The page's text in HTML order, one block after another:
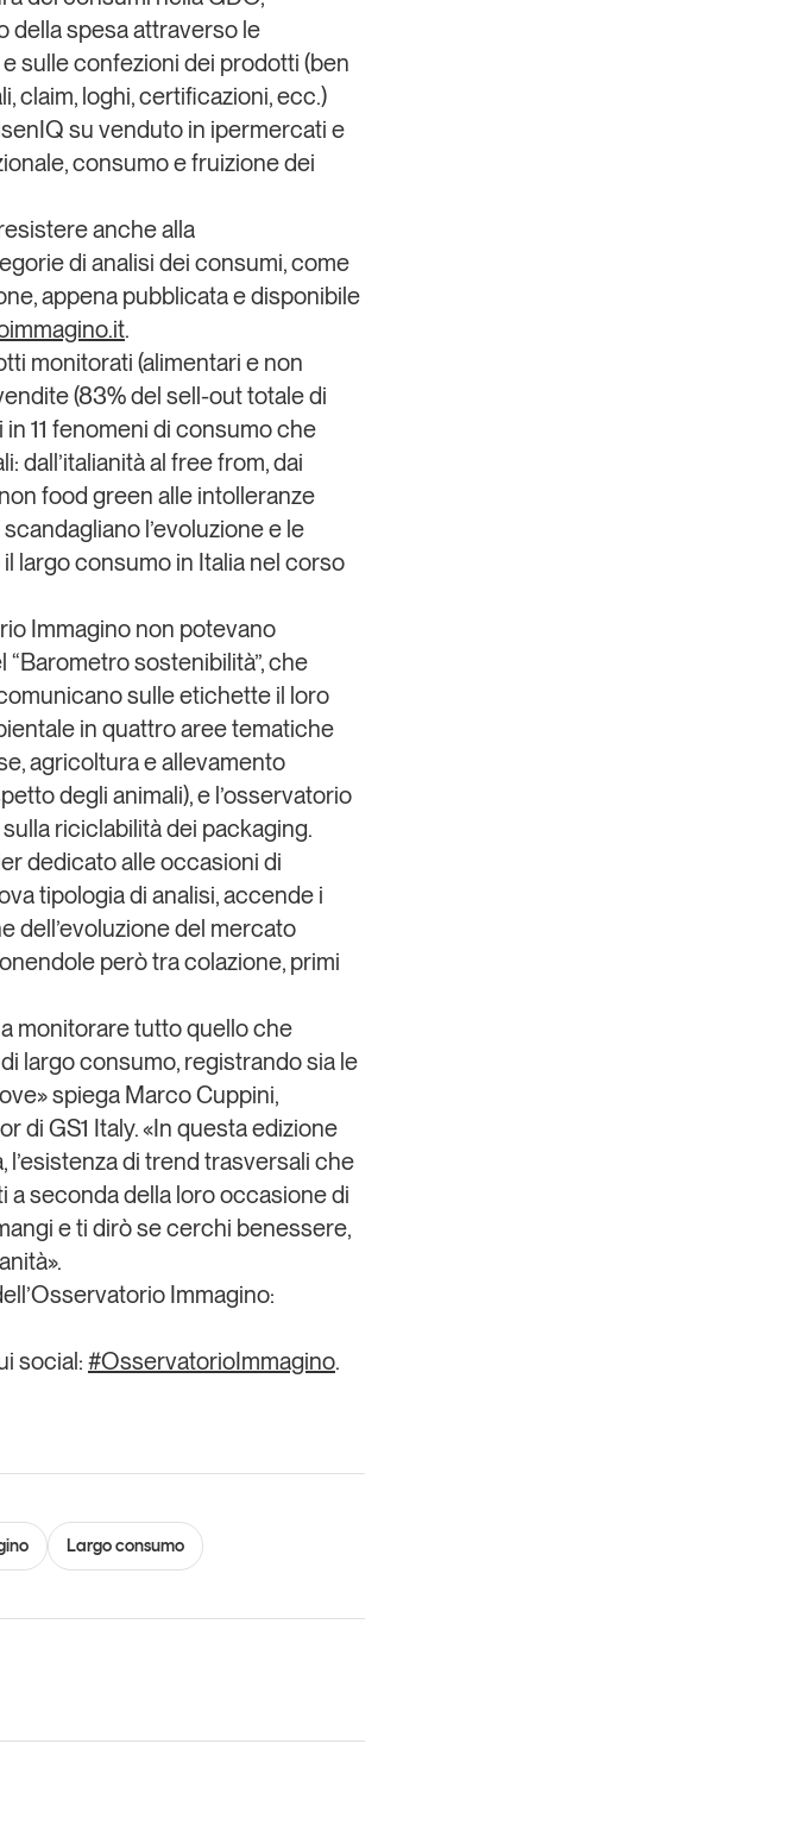
della spesa attraverso le
sulle confezioni dei prodotti (ben
claim, loghi, certificazioni, ecc.)
su venduto in ipermercati e
consumo e fruizione dei
anche alla
di analisi dei consumi, come
, appena pubblicata edisponibile
.
monitorati (alimentari e non
(83% del sell-out totale di
in 11 fenomeni di consumoche
dall’italianità al free from, dai
food green alle intolleranze
l’evoluzione e le
largo consumo in Italia nel corso
Immagino non potevano
“Barometro sostenibilità”, che
sulle etichette il loro
in quattro aree tematiche
agricoltura e allevamento
degli animali), e l’osservatorio
riciclabilità dei packaging.
dedicato alle occasioni di
tipologia di analisi, accende i
dell’evoluzione del mercato
però tra colazione, primi
monitorare tutto quello che
largo consumo, registrando sia le
spiega Marco Cuppini,
di GS1 Italy. «In questa edizione
, l’esistenza di trend trasversali che
a seconda della lorooccasione di
e ti dirò se cerchi benessere,
Immagino:
social: #OsservatorioImmagino.
Largo consumo